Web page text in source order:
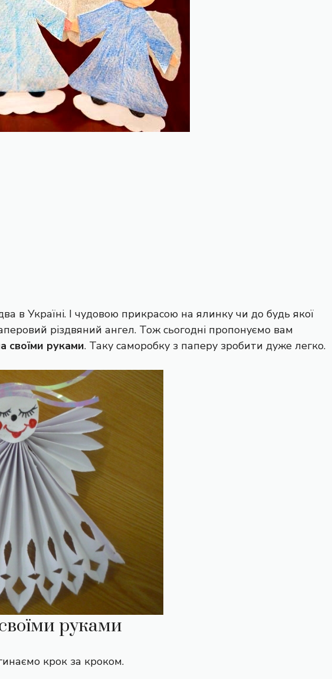
в Україні. І чудовою прикрасою на ялинку чи до будь якої
різдвяний ангел. Тож сьогодні пропонуємо вам
своїми руками. Таку саморобку з паперу зробити дуже легко.
руками
крок за кроком.